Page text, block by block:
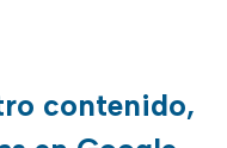
contenido,